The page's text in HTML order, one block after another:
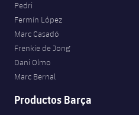
Pedri
Fermín López
Marc Casadó
Frenkie de Jong
Dani Olmo
Marc Bernal
Productos Barça